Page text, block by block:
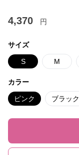
4,370 円
サイズ
S M
カラー
ピンク ブラック